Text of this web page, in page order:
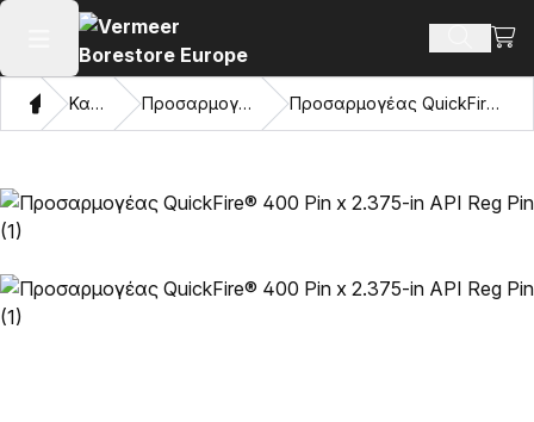
Άνοιγμα κύριου μενού
ΣπίτιΚατάλογος Προσαρμογείς και μάτια έλξης Προσαρμογέας QuickFire® 400 Pin x 2.375-in API Reg Pin